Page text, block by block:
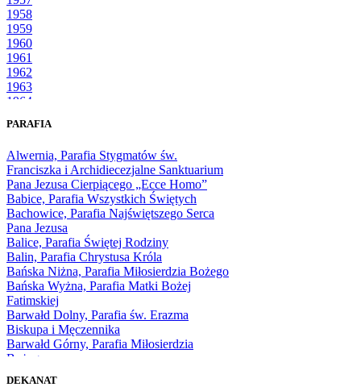
1958
1959
1960
1961
1962
1963
1964
1966
1968
1969
1970
1971
1972
1973
1974
1975
1976
1977
1978
1979
1980
1981
1983
PARAFIA
Alwernia, Parafia Stygmatów św.
Franciszka i Archidiecezjalne Sanktuarium
Pana Jezusa Cierpiącego „Ecce Homo”
Babice, Parafia Wszystkich Świętych
Bachowice, Parafia Najświętszego Serca
Pana Jezusa
Balice, Parafia Świętej Rodziny
Balin, Parafia Chrystusa Króla
Bańska Niżna, Parafia Miłosierdzia Bożego
Bańska Wyżna, Parafia Matki Bożej
Fatimskiej
Barwałd Dolny, Parafia św. Erazma
Biskupa i Męczennika
Barwałd Górny, Parafia Miłosierdzia
Bożego
DEKANAT